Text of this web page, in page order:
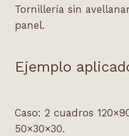
Tornillería sin
panel.
Ejemplo
Caso: 2 cuadros
50×30×30.